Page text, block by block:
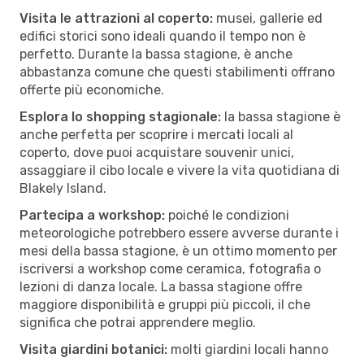
Visita le attrazioni al coperto: musei, gallerie ed
edifici storici sono ideali quando il tempo non è
perfetto. Durante la bassa stagione, è anche
abbastanza comune che questi stabilimenti offrano
offerte più economiche.
Esplora lo shopping stagionale: la bassa stagione è
anche perfetta per scoprire i mercati locali al
coperto, dove puoi acquistare souvenir unici,
assaggiare il cibo locale e vivere la vita quotidiana di
Blakely Island.
Partecipa a workshop: poiché le condizioni
meteorologiche potrebbero essere avverse durante i
mesi della bassa stagione, è un ottimo momento per
iscriversi a workshop come ceramica, fotografia o
lezioni di danza locale. La bassa stagione offre
maggiore disponibilità e gruppi più piccoli, il che
significa che potrai apprendere meglio.
Visita giardini botanici: molti giardini locali hanno